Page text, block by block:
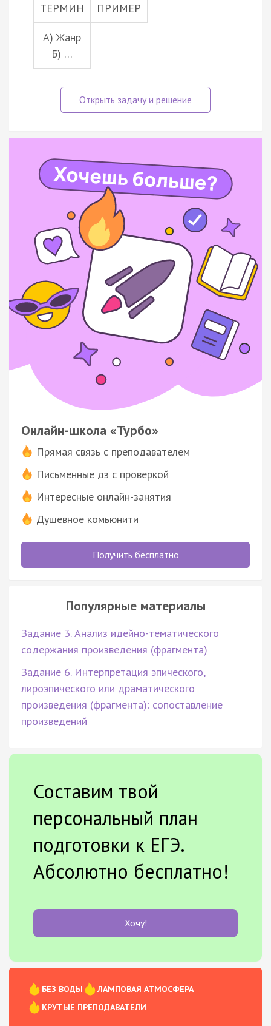
ТЕРМИН ПРИМЕР
А) Жанр
Б) …
Онлайн-школа «Турбо»
Прямая связь с преподавателем
Письменные дз с проверкой
Интересные онлайн-занятия
Душевное комьюнити
Получить бесплатно
Популярные материалы
Задание 3. Анализ идейно-тематического
содержания произведения (фрагмента)
Задание 6. Интерпретация эпического,
лироэпического или драматического
произведения (фрагмента): сопоставление
произведений
Составим твой
персональный план
подготовки к ЕГЭ.
Абсолютно бесплатно!
Хочу!
БЕЗ ВОДЫ
ЛАМПОВАЯ АТМОСФЕРА
КРУТЫЕ ПРЕПОДАВАТЕЛИ